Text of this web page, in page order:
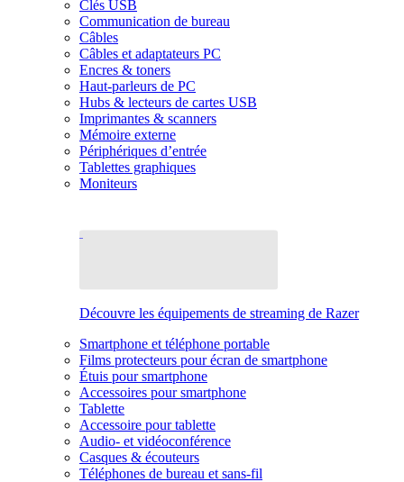
Clés USB
Communication de bureau
Câbles
Câbles et adaptateurs PC
Encres & toners
Haut-parleurs de PC
Hubs & lecteurs de cartes USB
Imprimantes & scanners
Mémoire externe
Périphériques d’entrée
Tablettes graphiques
Moniteurs
Découvre les équipements de streaming de Razer
Smartphone et téléphone portable
Films protecteurs pour écran de smartphone
Étuis pour smartphone
Accessoires pour smartphone
Tablette
Accessoire pour tablette
Audio- et vidéoconférence
Casques & écouteurs
Téléphones de bureau et sans-fil